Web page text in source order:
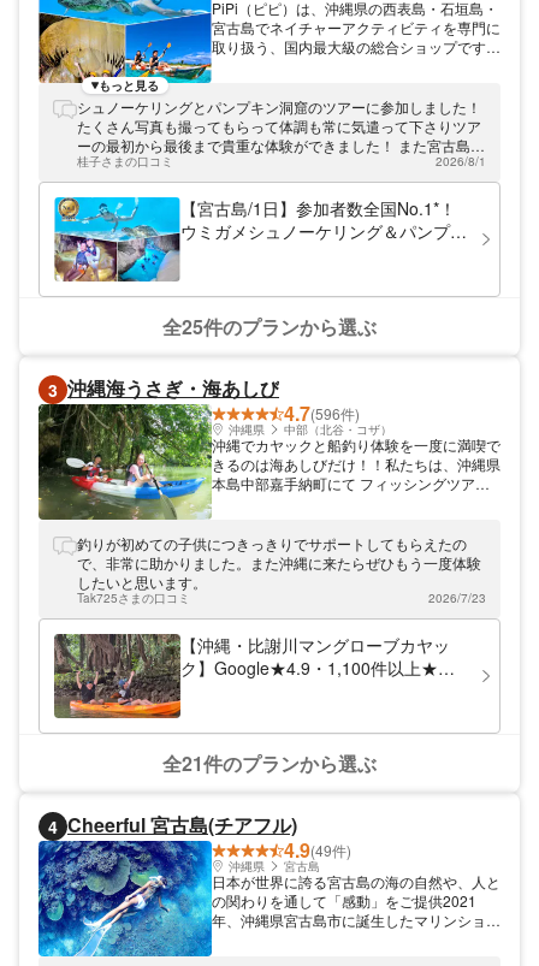
PiPi（ピピ）は、沖縄県の西表島・石垣島・
宮古島でネイチャーアクティビティを専門に
取り扱う、国内最大級の総合ショップです。
おいて、全国No.1を獲得！ 日本で最も多く
のゲストに選ばれている大人気店です。 ★
沖縄県内3％の最高水準の安全性★ 沖縄県公
安委員会から「安全対策優良海域レジャー提
供業者（マル優）」に指定されている数少な
い認定店です。県内でもわずか3％の事業者
しか持っていない厳しい安全基準をクリアし
ています。 ガイド全員が「水難救助員資
しんでいただけます。 ★豊富なツアーと柔
軟なスケジュール★ 早朝から夜まで、各島
で数十種類のツアーをご用意。2時間ほどの
てお選びいただけます。きっと理想のツアー
が見つかりますので、迷った際はお気軽にご
相談ください。 ★必要なものはすべてツア
ー料金込み ・ 高画質写真データ（当日お渡
し） ・ レンタル用品一式 ・ 更衣室/シャワ
ー ・ ホテル送迎 ・ 人気飲食店などで使える
にする絶景、心躍るアクティビティ、そして
旅の終わりに「PiPiを選んで本当に良かっ
もっと見る
シュノーケリングとパンプキン洞窟のツアーに参加しました！
たくさん写真も撮ってもらって体調も常に気遣って下さりツア
ーの最初から最後まで貴重な体験ができました！ また宮古島以
外で遊ぶ時は是非利用します✨
桂子さまの口コミ 2026/8/1
【宮古島/1日】参加者数全国No.1*！
ウミガメシュノーケリング＆パンプキ
全25件のプランから選ぶ
3 沖縄海うさぎ・海あしび
4.7(596件)
沖縄県 中部（北谷・コザ）
沖縄でカヤックと船釣り体験を一度に満喫で
きるのは海あしびだけ！！私たちは、沖縄県
本島中部嘉手納町にて フィッシングツアー
シング・カヤック共に同じ集合場所なので移
動に時間をかけずに、釣り＆カヤックの人気
ら年配の方まで、みんなでご参加いただける
のが人気の理由の一つ☆お得なセットプラン
はお客様から大人気です！別々でご参加され
るより1,000円以上もお得！ ご予約いただい
てから体験当日までご不安なことは是非一度
ってお客様の沖縄旅行を全力でサポートいた
します！ 初めての体験の方も、明るくて優
しいスタッフが一からレクチャーしますので
ぅば（方言）も聞けますよ♪各キャンペーン
やお得なセット価格がございます。是非プラ
ン一覧からご覧ください。
釣りが初めての子供につきっきりでサポートしてもらえたの
で、非常に助かりました。また沖縄に来たらぜひもう一度体験
したいと思います。
Tak725さまの口コミ 2026/7/23
【沖縄・比謝川マングローブカヤッ
ク】Google★4.9・1,100件以上★那
ーあり
全21件のプランから選ぶ
4 Cheerful 宮古島(チアフル)
4.9(49件)
沖縄県 宮古島
日本が世界に誇る宮古島の海の自然や、人と
の関わりを通して「感動」をご提供2021
年、沖縄県宮古島市に誕生したマリンショッ